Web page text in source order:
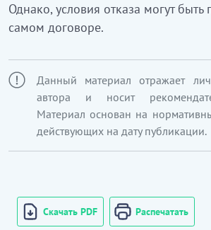
Однако, условия отказа могут
самом договоре.
Данный материал отражает
автора и носит
Материал основан на
действующих на дату публикации.
Скачать PDF Распечатать